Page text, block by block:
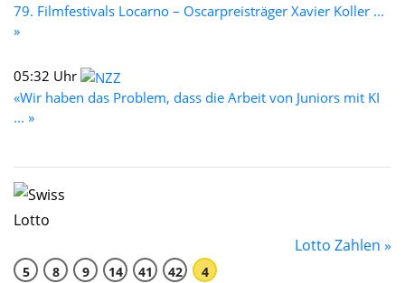
79. Filmfestivals Locarno – Oscarpreisträger Xavier Koller ...
»
05:32 Uhr
«Wir haben das Problem, dass die Arbeit von Juniors mit KI
... »
Lotto Zahlen »
5 8 9 14 41 42 4